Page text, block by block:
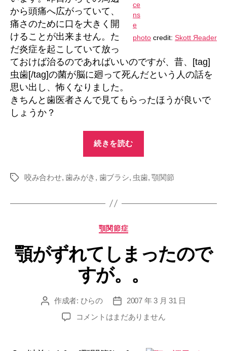
photo credit: Skott Яeader
から頭痛へ広がっていて、
痛さのために口を大きく開
けることが出来ません。た
だ炎症を起こしていて放っ
ておけば治るのであればいいのですが、昔、[tag]
虫歯[/tag]の菌が脳に廻って死んだという人の話を
思い出し、怖くなりました。
きちんと歯医者さんで見てもらったほうが良いで
しょうか？
続きを読む
イ
タ
咬み合わせ,歯みがき , 歯ブラシ, 虫歯,顎関節
カ
リ
ー
顎関節症
顎がずれてしまったので
すが。。
投 作成者: ひらの
投
稿
日
2007 年 3 月 31 日
顎
コメントはまだありません